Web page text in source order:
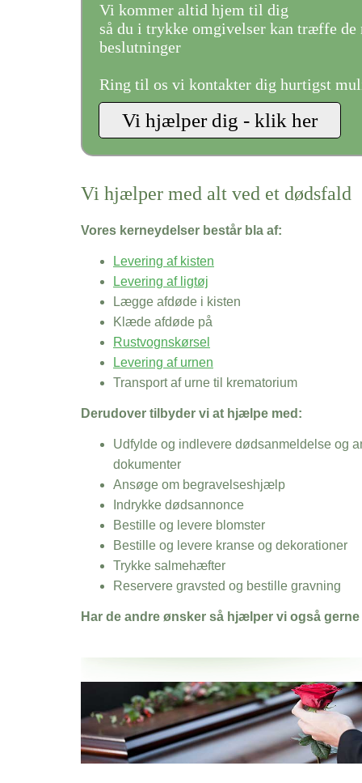
Vi kommer altid hjem til dig
så du i trykke omgivelser kan træffe de
beslutninger
Ring til os vi kontakter dig hurtigst
Vi hjælper med alt ved et dødsfald
Vores kerneydelser består bla af:
Levering af kisten
Levering af ligtøj
Lægge afdøde i kisten
Klæde afdøde på
Rustvognskørsel
Levering af urnen
Transport af urne til krematorium
Derudover tilbyder vi at hjælpe med:
Udfylde og indlevere dødsanmeldelse og
dokumenter
Ansøge om begravelseshjælp
Indrykke dødsannonce
Bestille og levere blomster
Bestille og levere kranse og dekorationer
Trykke salmehæfter
Reservere gravsted og bestille gravning
Har de andre ønsker så hjælper vi også gerne
Her hos os får du altid en god afslutning når det gælder
Udkørsel Med Gravpynt Til Erslev Kirkegårde
vi hjælper i alle faser af begravelsel